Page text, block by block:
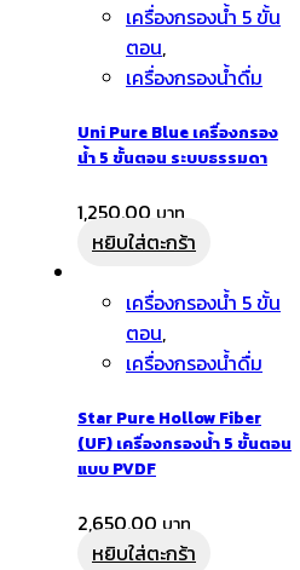
เครื่องกรองน้ำ 5 ขั้น
ตอน,
เครื่องกรองน้ำดื่ม
Uni Pure Blue เครื่องกรอง
น้ำ 5 ขั้นตอน ระบบธรรมดา
1,250.00
หยิบใส่ตะกร้า
เครื่องกรองน้ำ 5 ขั้น
ตอน,
เครื่องกรองน้ำดื่ม
Star Pure Hollow Fiber
(UF) เครื่องกรองน้ำ 5 ขั้นตอน
แบบ PVDF
2,650.00
หยิบใส่ตะกร้า